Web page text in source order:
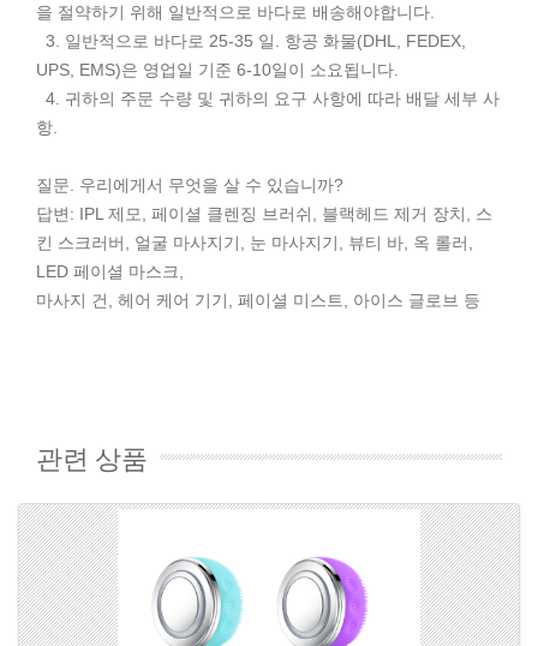
을 절약하기 위해 일반적으로 바다로 배송해야합니다.
3. 일반적으로 바다로 25-35 일. 항공 화물(DHL, FEDEX,
UPS, EMS)은 영업일 기준 6-10일이 소요됩니다.
4. 귀하의 주문 수량 및 귀하의 요구 사항에 따라 배달 세부 사
항.
질문. 우리에게서 무엇을 살 수 있습니까?
답변: IPL 제모, 페이셜 클렌징 브러쉬, 블랙헤드 제거 장치, 스
킨 스크러버, 얼굴 마사지기, 눈 마사지기, 뷰티 바, 옥 롤러,
LED 페이셜 마스크,
마사지 건, 헤어 케어 기기, 페이셜 미스트, 아이스 글로브 등
관련 상품